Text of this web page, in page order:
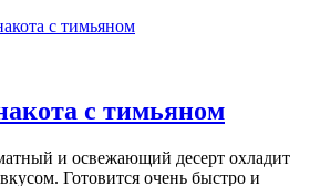
с тимьяном
и освежающий десерт охладит
Готовится очень быстро и